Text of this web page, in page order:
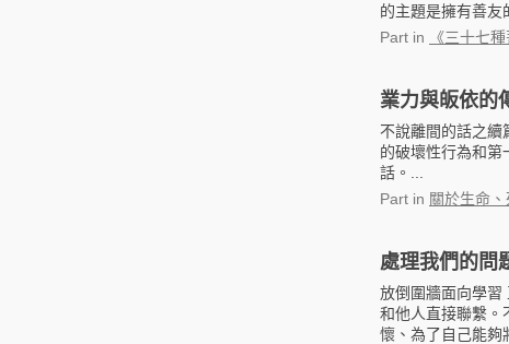
的主題是擁有善友
Part in 《三十七
業力與皈依的
不說離間的話之續
的破壞性行為和第
話。...
Part in 關於生命
處理我們的問
放倒圍牆面向學習
和他人直接聯繫。
懷、為了自己能夠